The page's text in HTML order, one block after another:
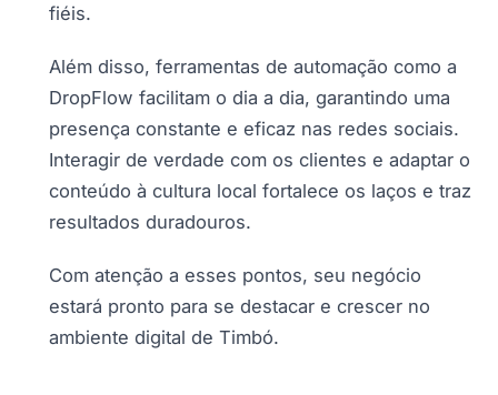
fiéis.
Além disso, ferramentas de automação como a
DropFlow facilitam o dia a dia, garantindo uma
presença constante e eficaz nas redes sociais.
Interagir de verdade com os clientes e adaptar o
conteúdo à cultura local fortalece os laços e traz
resultados duradouros.
Com atenção a esses pontos, seu negócio
estará pronto para se destacar e crescer no
ambiente digital de Timbó.